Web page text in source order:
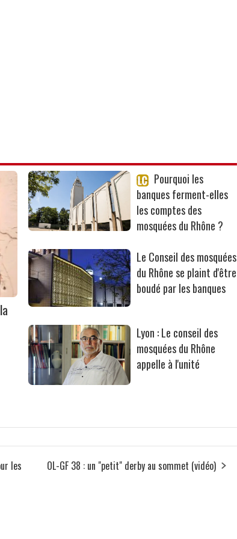
Pourquoi les
banques ferment-elles
les comptes des
mosquées du Rhône ?
Le Conseil des mosquées
du Rhône se plaint d'être
boudé par les banques
Lyon : Le conseil des
mosquées du Rhône
appelle à l'unité
les
OL-GF 38 : un "petit" derby au sommet (vidéo)